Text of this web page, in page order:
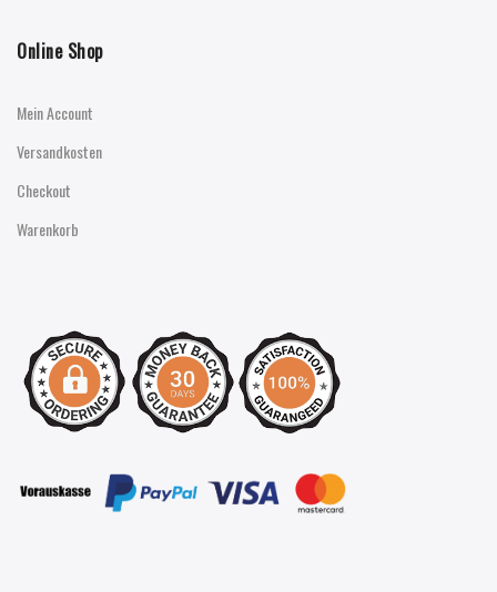
Online Shop
Mein Account
Versandkosten
Checkout
Warenkorb